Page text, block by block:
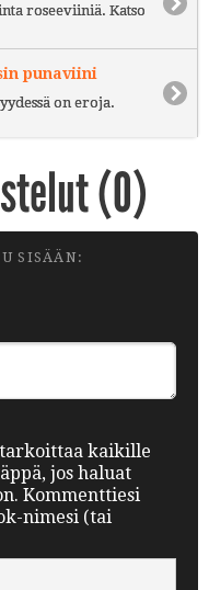
roseeviiniä. Katso
punaviini
on eroja.
(0)
SISÄÄN:
kaikille
jos haluat
Kommenttiesi
nimesi (tai